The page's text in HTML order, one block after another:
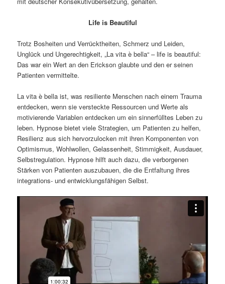
Life is Beautiful
Trotz Bosheiten und Verrücktheiten, Schmerz und Leiden,
Unglück und Ungerechtigkeit, „La vita è bella“ – life is beautiful:
Das war ein Wert an den Erickson glaubte und den er seinen
Patienten vermittelte.
La vita è bella ist, was resiliente Menschen nach einem Trauma
entdecken, wenn sie versteckte Ressourcen und Werte als
motivierende Variablen entdecken um ein sinnerfülltes Leben zu
leben. Hypnose bietet viele Strategien, um Patienten zu helfen,
Resilienz aus sich hervorzulocken mit ihren Komponenten von
Optimismus, Wohlwollen, Gelassenheit, Stimmigkeit, Ausdauer,
Selbstregulation. Hypnose hilft auch dazu, die verborgenen
Stärken von Patienten auszubauen, die die Entfaltung ihres
integrations- und entwicklungsfähigen Selbst.